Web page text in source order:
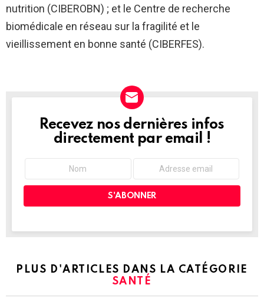
nutrition (CIBEROBN) ; et le Centre de recherche
biomédicale en réseau sur la fragilité et le
vieillissement en bonne santé (CIBERFES).
NEWSLETTER
Recevez nos dernières infos
directement par email !
PLUS D'ARTICLES DANS LA CATÉGORIE
SANTÉ